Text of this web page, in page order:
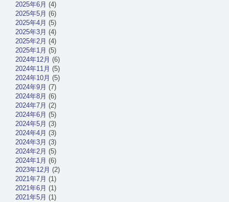
2025年6月 (4)
2025年5月 (6)
2025年4月 (5)
2025年3月 (4)
2025年2月 (4)
2025年1月 (5)
2024年12月 (6)
2024年11月 (5)
2024年10月 (5)
2024年9月 (7)
2024年8月 (6)
2024年7月 (2)
2024年6月 (5)
2024年5月 (3)
2024年4月 (3)
2024年3月 (3)
2024年2月 (5)
2024年1月 (6)
2023年12月 (2)
2021年7月 (1)
2021年6月 (1)
2021年5月 (1)